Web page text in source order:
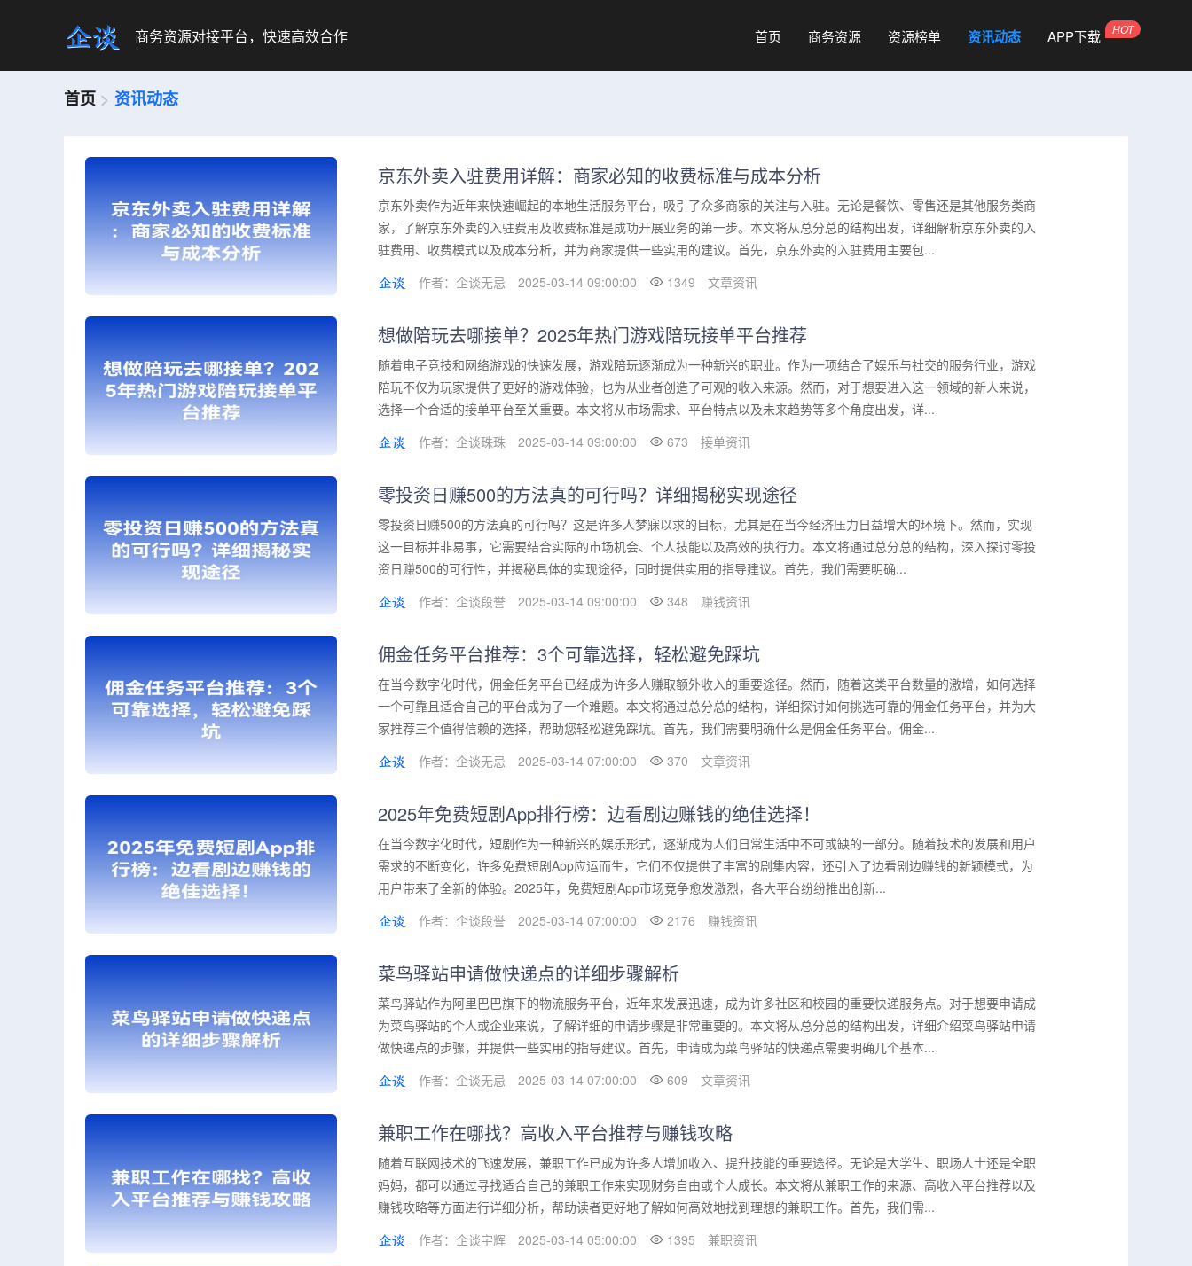
商务资源对接平台，快速高效合作 首页 商务资源 资源榜单 资讯动态 APP下载
首页 > 资讯动态
京东外卖入驻费用详解：商家必知的收费标准与成本分析
京东外卖作为近年来快速崛起的本地生活服务平台，吸引了众多商家的关注与入驻。无论是餐饮、零售还是其他服务类商
家，了解京东外卖的入驻费用及收费标准是成功开展业务的第一步。本文将从总分总的结构出发，详细解析京东外卖的入
驻费用、收费模式以及成本分析，并为商家提供一些实用的建议。首先，京东外卖的入驻费用主要包...
作者：企谈无忌
2025-03-14 09:00:00 1349 文章资讯
想做陪玩去哪接单？2025年热门游戏陪玩接单平台推荐
随着电子竞技和网络游戏的快速发展，游戏陪玩逐渐成为一种新兴的职业。作为一项结合了娱乐与社交的服务行业，游戏
陪玩不仅为玩家提供了更好的游戏体验，也为从业者创造了可观的收入来源。然而，对于想要进入这一领域的新人来说，
选择一个合适的接单平台至关重要。本文将从市场需求、平台特点以及未来趋势等多个角度出发，详...
作者：企谈珠珠
2025-03-14 09:00:00 673 接单资讯
零投资日赚500的方法真的可行吗？详细揭秘实现途径
零投资日赚500的方法真的可行吗？这是许多人梦寐以求的目标，尤其是在当今经济压力日益增大的环境下。然而，实现
这一目标并非易事，它需要结合实际的市场机会、个人技能以及高效的执行力。本文将通过总分总的结构，深入探讨零投
资日赚500的可行性，并揭秘具体的实现途径，同时提供实用的指导建议。首先，我们需要明确...
作者：企谈段誉
2025-03-14 09:00:00 348 赚钱资讯
佣金任务平台推荐：3个可靠选择，轻松避免踩坑
在当今数字化时代，佣金任务平台已经成为许多人赚取额外收入的重要途径。然而，随着这类平台数量的激增，如何选择
一个可靠且适合自己的平台成为了一个难题。本文将通过总分总的结构，详细探讨如何挑选可靠的佣金任务平台，并为大
家推荐三个值得信赖的选择，帮助您轻松避免踩坑。首先，我们需要明确什么是佣金任务平台。佣金...
作者：企谈无忌
2025-03-14 07:00:00 370 文章资讯
2025年免费短剧App排行榜：边看剧边赚钱的绝佳选择！
在当今数字化时代，短剧作为一种新兴的娱乐形式，逐渐成为人们日常生活中不可或缺的一部分。随着技术的发展和用户
需求的不断变化，许多免费短剧App应运而生，它们不仅提供了丰富的剧集内容，还引入了边看剧边赚钱的新颖模式，为
用户带来了全新的体验。2025年，免费短剧App市场竞争愈发激烈，各大平台纷纷推出创新...
作者：企谈段誉
2025-03-14 07:00:00 2176 赚钱资讯
菜鸟驿站申请做快递点的详细步骤解析
菜鸟驿站作为阿里巴巴旗下的物流服务平台，近年来发展迅速，成为许多社区和校园的重要快递服务点。对于想要申请成
为菜鸟驿站的个人或企业来说，了解详细的申请步骤是非常重要的。本文将从总分总的结构出发，详细介绍菜鸟驿站申请
做快递点的步骤，并提供一些实用的指导建议。首先，申请成为菜鸟驿站的快递点需要明确几个基本...
作者：企谈无忌
2025-03-14 07:00:00 609 文章资讯
兼职工作在哪找？高收入平台推荐与赚钱攻略
随着互联网技术的飞速发展，兼职工作已成为许多人增加收入、提升技能的重要途径。无论是大学生、职场人士还是全职
妈妈，都可以通过寻找适合自己的兼职工作来实现财务自由或个人成长。本文将从兼职工作的来源、高收入平台推荐以及
赚钱攻略等方面进行详细分析，帮助读者更好地了解如何高效地找到理想的兼职工作。首先，我们需...
作者：企谈宇辉
2025-03-14 05:00:00 1395 兼职资讯